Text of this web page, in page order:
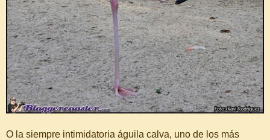
O la siempre intimidatoria águila calva, uno de los más